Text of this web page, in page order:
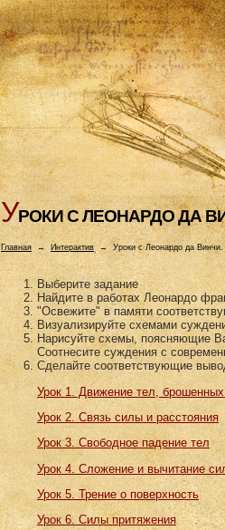
УРОКИ С ЛЕОHАРДО ДА
Главная→ Интерактив→ Уроки с Леонардо да Винчи.
Выберите задание
Найдите в работах Леонардо
"Освежите" в памяти
Визуализируйте схемами
Нарисуйте схемы, поясняющие
Соотнесите суждения с
Сделайте соответствующие
Урок 1. Движение тел, брошенных
Урок 2. Связь силы и расстояния
Урок 3. Свободное падение тел
Урок 4. Сложение и вычитание
Урок 5. Трение о поверхность
Урок 6. Силы притяжения